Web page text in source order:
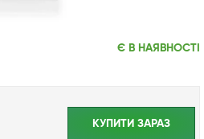
Є В НАЯВНОСТІ
КУПИТИ ЗАРАЗ